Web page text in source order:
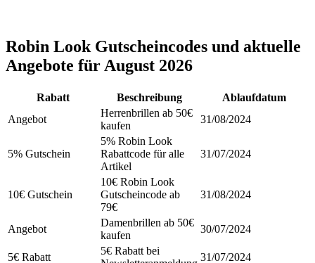
Robin Look Gutscheincodes und aktuelle
Angebote für August 2026
Rabatt Beschreibung
Ablaufdatum
Angebot
Herrenbrillen ab 50€
kaufen
31/08/2024
5% Gutschein
5% Robin Look
Rabattcode für alle
Artikel
31/07/2024
10€ Gutschein
10€ Robin Look
Gutscheincode ab
79€
31/08/2024
Angebot
Damenbrillen ab 50€
kaufen
30/07/2024
5€ Rabatt
5€ Rabatt bei
31/07/2024